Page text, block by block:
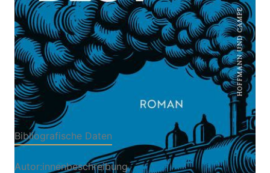
Verlag: Hoffmann und
Campe
03.06.2026
Buch 576 Seiten
Hardcover
ISBN: 978-3-45502172-
Bibliografische Daten
Autor:innenbeschreibung